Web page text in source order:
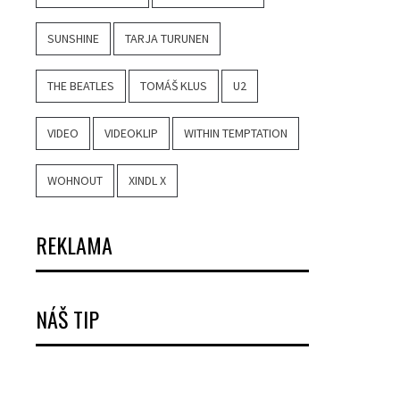
SUNSHINE TARJA TURUNEN
THE BEATLES TOMÁŠ KLUS U2
VIDEO VIDEOKLIP WITHIN TEMPTATION
WOHNOUT XINDL X
REKLAMA
NÁŠ TIP